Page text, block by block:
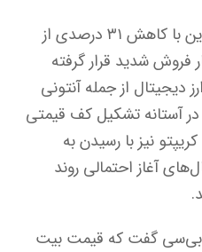
مدتی است که قیمت بیت کوین با کاهش ۳۱ درصدی از
شدید قرار گرفته
دیجیتال از جمله آنتونی
در آستانه تشکیل کف قیمتی
نیز با رسیدن به
آغاز احتمالی روند
گفت که قیمت بیت